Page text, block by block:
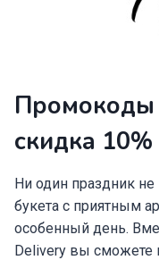
Промокоды
скидка 10%
Ни один праздник
букета с приятным
особенный день.
Delivery вы сможете